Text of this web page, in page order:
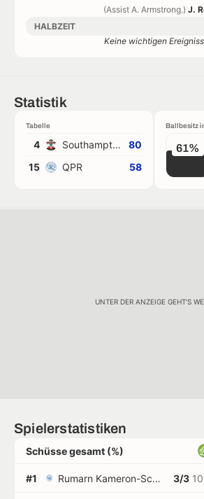
(Assist A. Armstrong.) J.
HALBZEIT
Keine wichtigen
Statistik
Tabelle
4 Southampton
80
15
QPR 58
Ballbesitz
61%
UNTER DER ANZEIGE GEHT'S
Spielerstatistiken
Schüsse gesamt (%)
#1 Rumarn Kameron-Scott Burrell 3/3